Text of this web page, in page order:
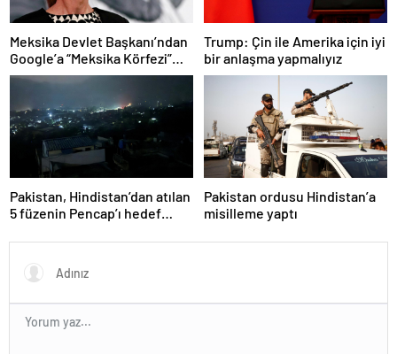
Meksika Devlet Başkanı’ndan
Google’a “Meksika Körfezi”
davası
Trump: Çin ile Amerika için iyi
bir anlaşma yapmalıyız
Pakistan, Hindistan’dan atılan
5 füzenin Pencap’ı hedef
Pakistan ordusu Hindistan’a
misilleme yaptı